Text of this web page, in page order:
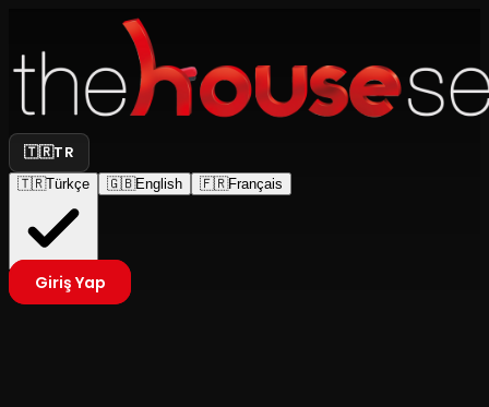
🇹🇷TR
🇹🇷Türkçe 🇬🇧English 🇫🇷Français
Giriş Yap